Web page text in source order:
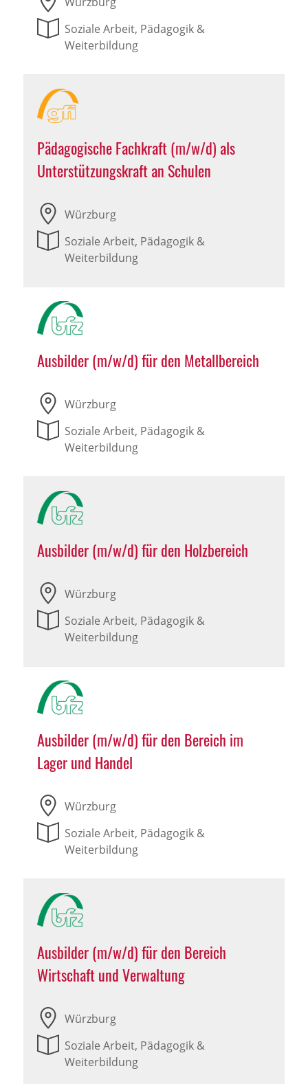
Soziale Arbeit, Pädagogik &
Weiterbildung
Pädagogische Fachkraft (m/w/d) als
Unterstützungskraft an Schulen
Würzburg
Soziale Arbeit, Pädagogik &
Weiterbildung
Ausbilder (m/w/d) für den Metallbereich
Würzburg
Soziale Arbeit, Pädagogik &
Weiterbildung
Ausbilder (m/w/d) für den Holzbereich
Würzburg
Soziale Arbeit, Pädagogik &
Weiterbildung
Ausbilder (m/w/d) für den Bereich im
Lager und Handel
Würzburg
Soziale Arbeit, Pädagogik &
Weiterbildung
Ausbilder (m/w/d) für den Bereich
Wirtschaft und Verwaltung
Würzburg
Soziale Arbeit, Pädagogik &
Weiterbildung